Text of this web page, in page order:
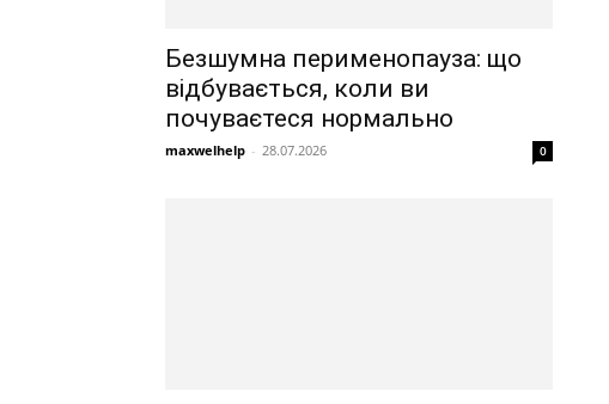
Безшумна перименопауза: що
відбувається, коли ви
почуваєтеся нормально
maxwelhelp - 28.07.2026 0